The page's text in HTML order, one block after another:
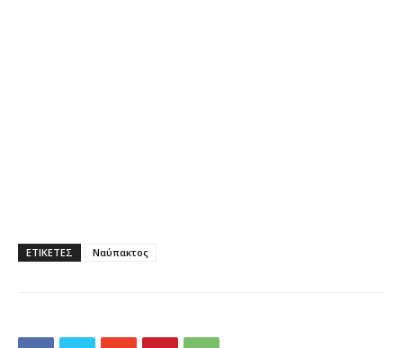
ΕΤΙΚΕΤΕΣ Ναύπακτος